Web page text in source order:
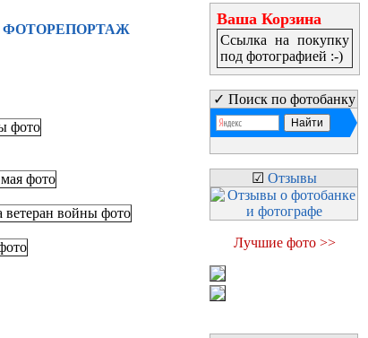
ФОТОРЕПОРТАЖ
Ваша Корзина
Ссылка на покупку
под фотографией :-)
✓ Поиск по фотобанку
☑ Отзывы
Лучшие фото >>